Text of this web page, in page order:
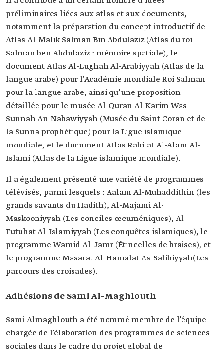
préliminaires liées aux atlas et aux documents,
notamment la préparation du concept introductif de
Atlas Al-Malik Salman Bin Abdulaziz (Atlas du roi
Salman ben Abdulaziz : mémoire spatiale), le
document Atlas Al-Lughah Al-Arabiyyah (Atlas de la
langue arabe) pour l’Académie mondiale Roi Salman
pour la langue arabe, ainsi qu’une proposition
détaillée pour le musée Al-Quran Al-Karim Was-
Sunnah An-Nabawiyyah (Musée du Saint Coran et de
la Sunna prophétique) pour la Ligue islamique
mondiale, et le document Atlas Rabitat Al-Alam Al-
Islami (Atlas de la Ligue islamique mondiale).
Il a également présenté une variété de programmes
télévisés, parmi lesquels : Aalam Al-Muhaddithin (les
grands savants du Hadith), Al-Majami Al-
Maskooniyyah (Les conciles œcuméniques), Al-
Futuhat Al-Islamiyyah (Les conquêtes islamiques), le
programme Wamid Al-Jamr (Étincelles de braises), et
le programme Masarat Al-Hamalat As-Salibiyyah(Les
parcours des croisades).
Adhésions de Sami Al-Maghlouth
Sami Almaghlouth a été nommé membre de l’équipe
chargée de l’élaboration des programmes de sciences
sociales dans le cadre du projet global de